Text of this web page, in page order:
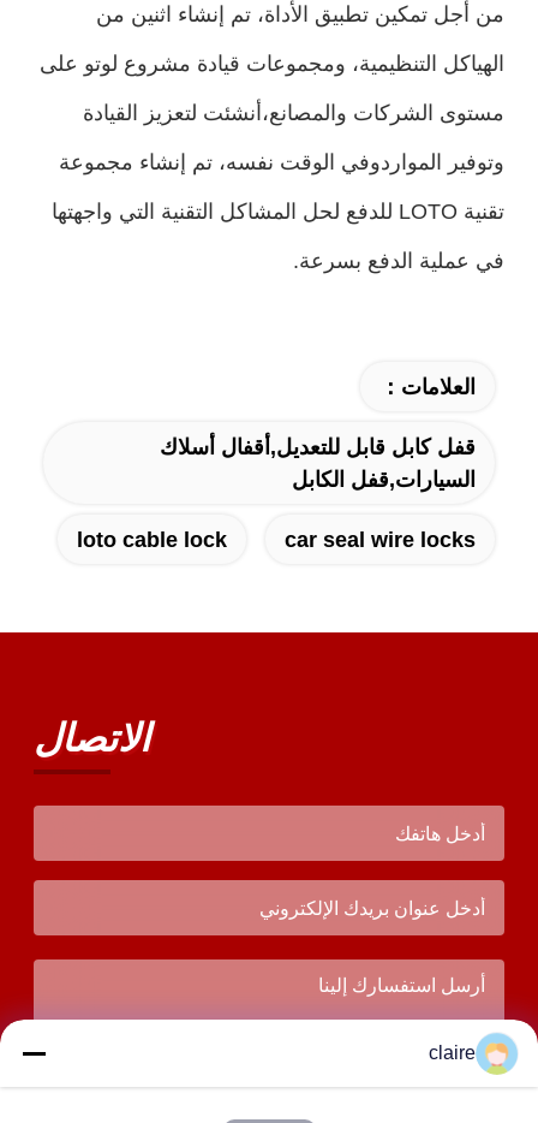
من أجل تمكين تطبيق الأداة، تم إنشاء اثنين من
الهياكل التنظيمية، ومجموعات قيادة مشروع لوتو على
مستوى الشركات والمصانع،أنشئت لتعزيز القيادة
وتوفير المواردوفي الوقت نفسه، تم إنشاء مجموعة
تقنية LOTO للدفع لحل المشاكل التقنية التي واجهتها
في عملية الدفع بسرعة.
العلامات：
قفل كابل قابل للتعديل,أقفال أسلاك
السيارات,قفل الكابل
car seal wire locks
loto cable lock
الاتصال
claire